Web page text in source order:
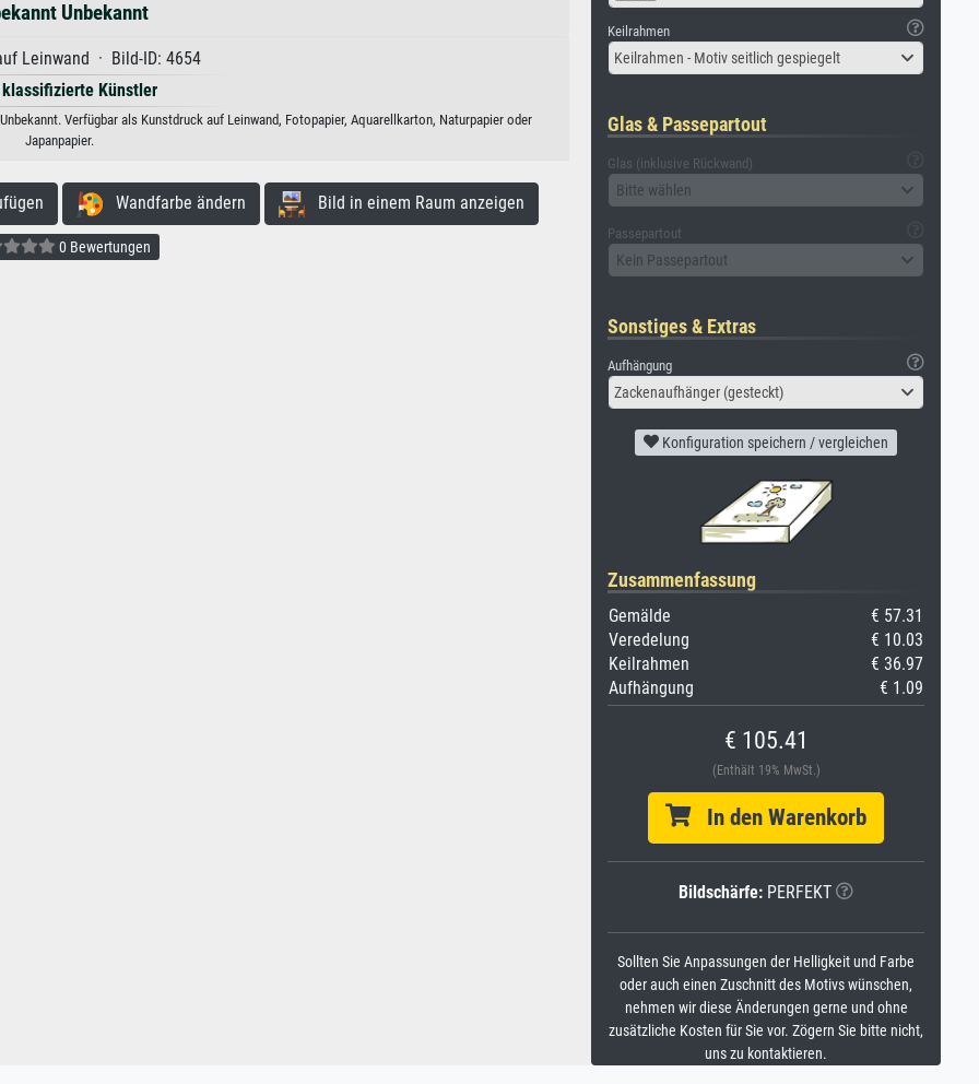
Unbekannt
Leinwand · Bild-ID: 4654
Künstler
Verfügbar als Kunstdruck auf Leinwand, Fotopapier, Aquarellkarton, Naturpapier oder
Japanpapier.
Wandfarbe ändern Bild in einem Raum anzeigen
0 Bewertungen
Keilrahmen
Keilrahmen - Motiv seitlich gespiegelt
Glas & Passepartout
Glas (inklusive Rückwand)
Bitte wählen
Passepartout
Kein Passepartout
Sonstiges & Extras
Aufhängung
Zackenaufhänger (gesteckt)
Konfiguration speichern / vergleichen
Zusammenfassung
Gemälde
€ 57.31
Veredelung
€ 10.03
Keilrahmen
€ 36.97
Aufhängung
€ 1.09
€ 105.41
(Enthält 19% MwSt.)
In den Warenkorb
Bildschärfe: PERFEKT
Sollten Sie Anpassungen der Helligkeit und Farbe
oder auch einen Zuschnitt des Motivs wünschen,
nehmen wir diese Änderungen gerne und ohne
zusätzliche Kosten für Sie vor. Zögern Sie bitte nicht,
uns zu kontaktieren.